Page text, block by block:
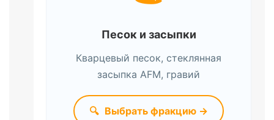
Песок и засыпки
Кварцевый песок, стеклянная
засыпка AFM, гравий
🔍 Выбрать фракцию →